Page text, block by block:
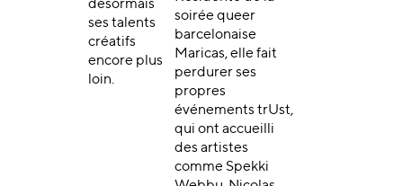
désormais
ses talents
créatifs
encore plus
loin.
soirée queer
barcelonaise
Maricas, elle fait
perdurer ses
propres
événements trUst,
qui ont accueilli
des artistes
comme Spekki